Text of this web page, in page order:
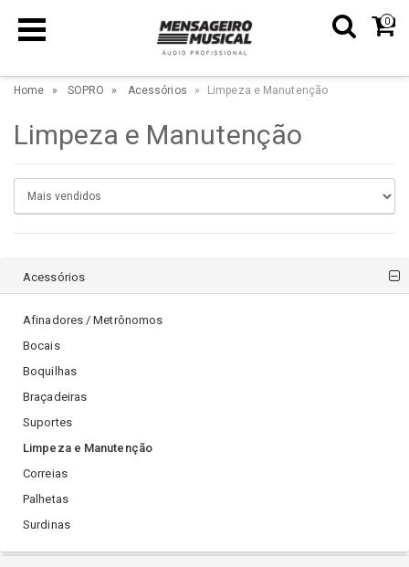
0
Home SOPRO Acessórios Limpeza e Manutenção
Limpeza e Manutenção
Acessórios
Afinadores / Metrônomos
Bocais
Boquilhas
Braçadeiras
Suportes
Limpeza e Manutenção
Correias
Palhetas
Surdinas